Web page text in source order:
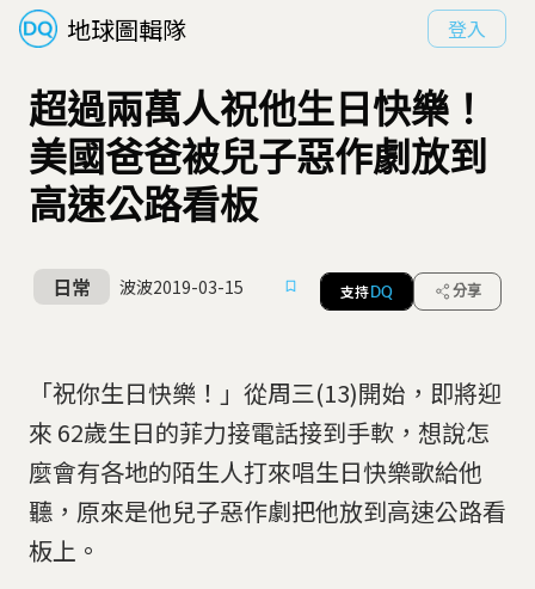
地球圖輯隊 登入
超過兩萬人祝他生日快樂！
美國爸爸被兒子惡作劇放到
高速公路看板
日常 波波2019-03-15 支持 DQ 分享
「祝你生日快樂！」從周三(13)開始，即將迎
來 62歲生日的菲力接電話接到手軟，想說怎
麼會有各地的陌生人打來唱生日快樂歌給他
聽，原來是他兒子惡作劇把他放到高速公路看
板上。